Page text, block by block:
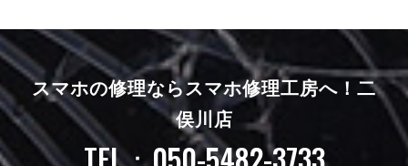
スマホの修理ならスマホ修理工房へ！ 二
俣川店